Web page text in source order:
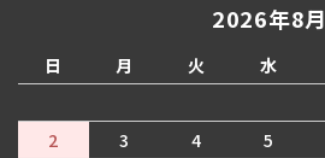
2026年8月
日 月 火 水
2
3 4 5